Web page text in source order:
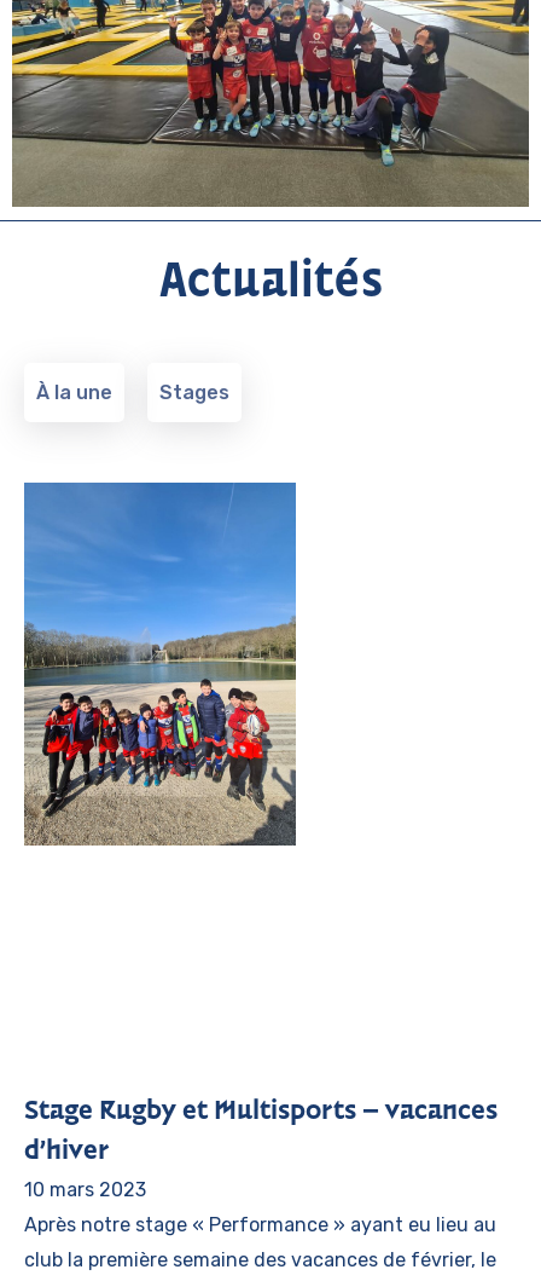
Actualités
À la une Stages
Stage Rugby et Multisports – vacances
d’hiver
10 mars 2023
Après notre stage « Performance » ayant eu lieu au
club la première semaine des vacances de février, le